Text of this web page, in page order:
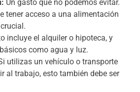
Un gasto que no podemos evitar.
tener acceso a una alimentación
incluye el alquiler o hipoteca, y
como agua y luz.
utilizas un vehículo o transporte
al trabajo, esto también debe ser